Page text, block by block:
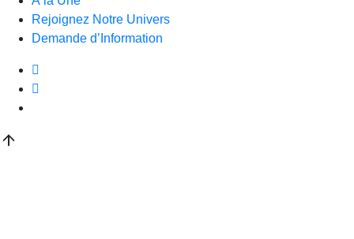
Rejoignez Notre Univers
Demande d’Information